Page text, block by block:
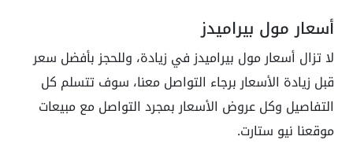
أسعار مول بيراميدز
لا تزال أسعار مول بيراميدز في زيادة، وللحجز بأفضل سعر
قبل زيادة الأسعار برجاء التواصل معنا، سوف تتسلم كل
التفاصيل وكل عروض الأسعار بمجرد التواصل مع مبيعات
موقعنا نيو ستارت.